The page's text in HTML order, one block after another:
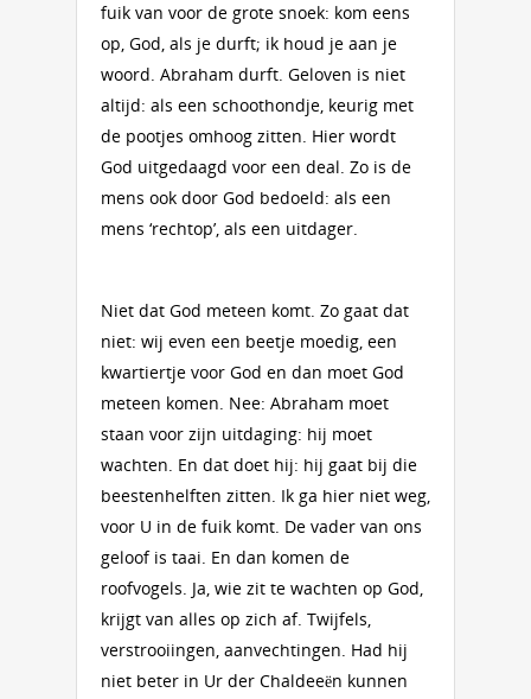
fuik van voor de grote snoek: kom eens
op, God, als je durft; ik houd je aan je
woord. Abraham durft. Geloven is niet
altijd: als een schoothondje, keurig met
de pootjes omhoog zitten. Hier wordt
God uitgedaagd voor een deal. Zo is de
mens ook door God bedoeld: als een
mens ‘rechtop’, als een uit­dager.
Niet dat God meteen komt. Zo gaat dat
niet: wij even een beetje moedig, een
kwartiertje voor God en dan moet God
meteen komen. Nee: Abraham moet
staan voor zijn uitdaging: hij moet
wachten. En dat doet hij: hij gaat bij die
beestenhelften zitten. Ik ga hier niet weg,
voor U in de fuik komt. De vader van ons
geloof is taai. En dan komen de
roofvogels. Ja, wie zit te wachten op God,
krijgt van alles op zich af. Twijfels,
verstrooiingen, aanvechtingen. Had hij
niet beter in Ur der Chaldeeën kunnen